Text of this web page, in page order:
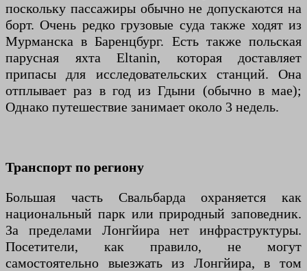
поскольку пассажиры обычно не допускаются на
борт. Очень редко грузовые суда также ходят из
Мурманска в Баренцбург. Есть также польская
парусная яхта Eltanin, которая доставляет
припасы для исследовательских станций. Она
отплывает раз в год из Гдыни (обычно в мае);
Однако путешествие занимает около 3 недель.
Транспорт по региону
Большая часть Свальбарда охраняется как
национальный парк или природный заповедник.
За пределами Лонгйира нет инфраструктуры.
Посетители, как правило, не могут
самостоятельно выезжать из Лонгйира, в том